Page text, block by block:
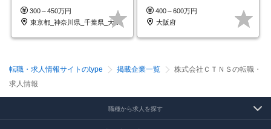
OK/ZE010232
300～450万円
東京都_神奈川県_千葉県_大阪府_愛知県…
400～600万円
大阪府
転職・求人情報サイトのtype 掲載企業一覧
株式会社ＣＴＮＳの転職・
求人情報
職種から求人を探す